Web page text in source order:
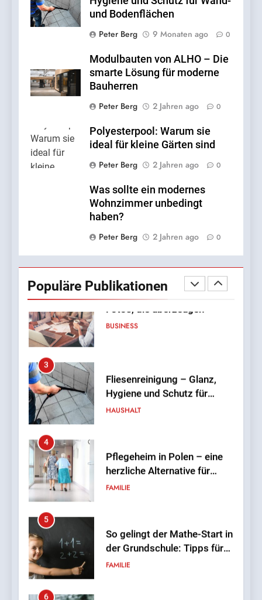
und Bodenflächen
Peter Berg
9 Monaten ago 0
Modulbauten von ALHO – Die
smarte Lösung für moderne
Bauherren
Peter Berg
2 Jahren ago 0
Polyesterpool: Warum sie
ideal für kleine Gärten sind
Peter Berg
2 Jahren ago 0
Was sollte ein modernes
Wohnzimmer unbedingt
haben?
Peter Berg
2 Jahren ago 0
Populäre Publikationen
7
– wie geht man mit dem
Mangel an Nähe um?
LEBENSSTIL
8
Babybetten: Was Eltern
FAMILIE
1
‚Zugängliches Social-Media-
Wachstum ist kein Luxus
Notwendigkeit‘
BUSINESS
Fotos, die überzeugen
BUSINESS
3
4
Pflegeheim in Polen – eine
5
So gelingt der Mathe-Start in
OLAVOGA – was ist das für